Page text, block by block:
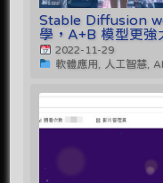
Stable Diffusion
學，A+B 模型更強
2022-11-29
軟體應用, 人工智慧,